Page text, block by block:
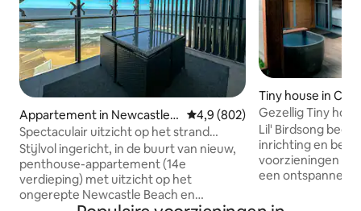
Appartement in Newcastle E
ast
Gemiddelde beoordeling van
4,9 (802)
Spectaculair uitzicht op het strand
Penthouse, Newcastle Beach
Stijlvol ingericht, in de buurt van nieuw,
penthouse-appartement (14e
verdieping) met uitzicht op het
ongerepte Newcastle Beach en
Tiny house in
Gezellig Tiny
buitenbad,
Lil' Birdsong
inrichting en
voorzieningen
een ontspannen
de rustige